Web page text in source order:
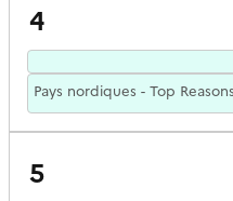
4
Pays nordiques - Top
5